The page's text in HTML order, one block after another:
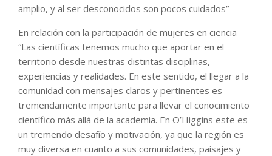
amplio, y al ser desconocidos son pocos cuidados”
En relación con la participación de mujeres en ciencia
“Las científicas tenemos mucho que aportar en el
territorio desde nuestras distintas disciplinas,
experiencias y realidades. En este sentido, el llegar a la
comunidad con mensajes claros y pertinentes es
tremendamente importante para llevar el conocimiento
científico más allá de la academia. En O’Higgins este es
un tremendo desafío y motivación, ya que la región es
muy diversa en cuanto a sus comunidades, paisajes y